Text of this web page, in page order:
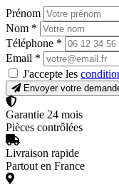
Prénom
Nom *
Téléphone *
Email *
J'accepte les
Envoyer votre
Garantie 24 mois
Pièces contrôlées
Livraison rapide
Partout en France